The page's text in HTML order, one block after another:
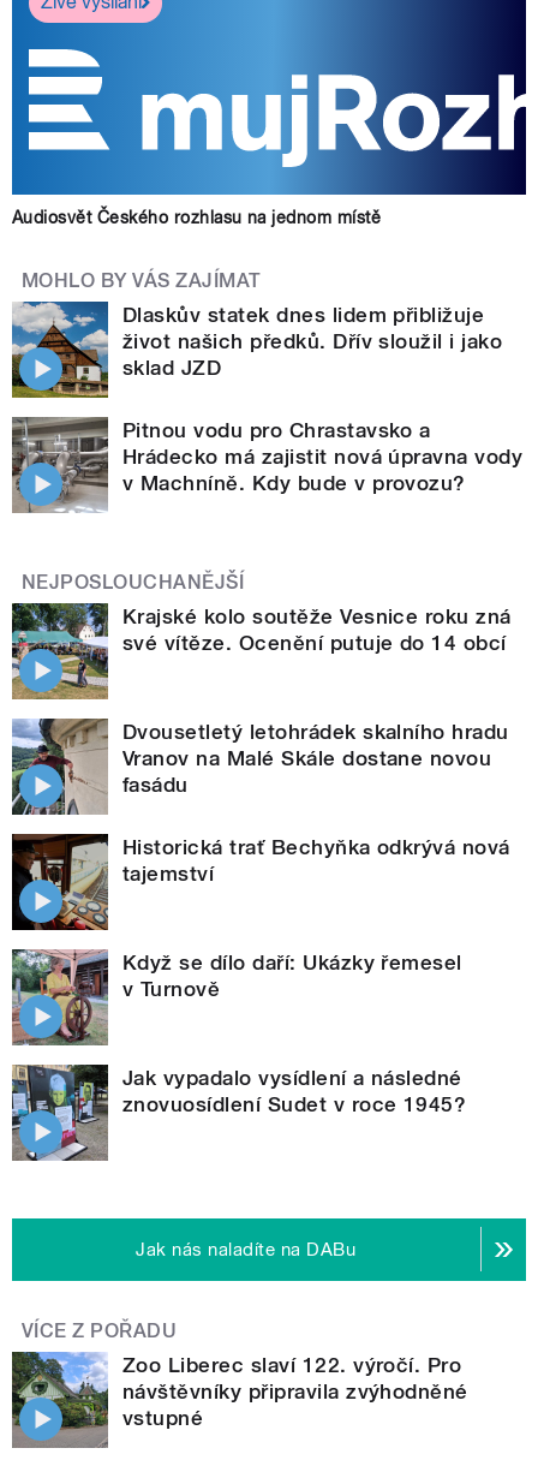
Audiosvět Českého rozhlasu na jednom místě
MOHLO BY VÁS ZAJÍMAT
Dlaskův statek dnes lidem přibližuje
život našich předků. Dřív sloužil i jako
sklad JZD
Pitnou vodu pro Chrastavsko a
Hrádecko má zajistit nová úpravna vody
v Machníně. Kdy bude v provozu?
NEJPOSLOUCHANĚJŠÍ
Krajské kolo soutěže Vesnice roku zná
své vítěze. Ocenění putuje do 14 obcí
Dvousetletý letohrádek skalního hradu
Vranov na Malé Skále dostane novou
fasádu
Historická trať Bechyňka odkrývá nová
tajemství
Když se dílo daří: Ukázky řemesel
v Turnově
Jak vypadalo vysídlení a následné
znovuosídlení Sudet v roce 1945?
Jak nás naladíte na DABu
VÍCE Z POŘADU
Zoo Liberec slaví 122. výročí. Pro
návštěvníky připravila zvýhodněné
vstupné